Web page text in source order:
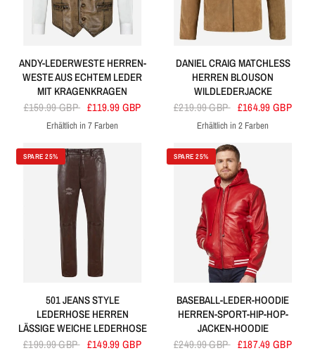
ANDY-LEDERWESTE HERREN-
WESTE AUS ECHTEM LEDER
MIT KRAGENKRAGEN
£159.99 GBP £119.99 GBP
Bräunen
Marine
Schmutziges BraunSchwarze Bronze
GrünBlau
Erhältlich in 7 Farben
DANIEL CRAIG MATCHLESS
HERREN BLOUSON
WILDLEDERJACKE
£219.99 GBP £164.99 GBP
Schwarz
Kamel
Erhältlich in 2 Farben
SPARE 25%
501 JEANS STYLE
LEDERHOSE HERREN
LÄSSIGE WEICHE LEDERHOSE
£199.99 GBP £149.99 GBP
SPARE 25%
BASEBALL-LEDER-HOODIE
HERREN-SPORT-HIP-HOP-
JACKEN-HOODIE
£249.99 GBP £187.49 GBP